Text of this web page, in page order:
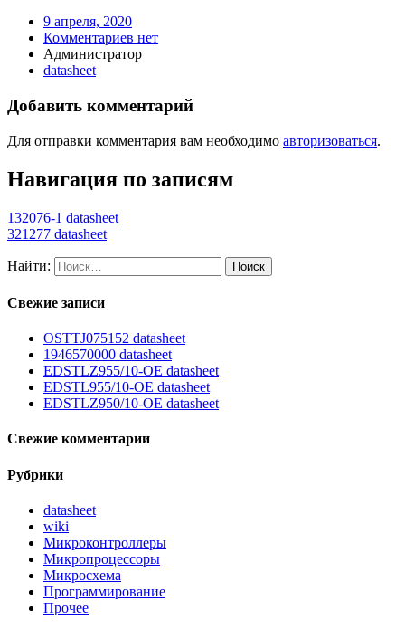
9 апреля, 2020
Комментариев нет
Администратор
datasheet
Добавить комментарий
Для отправки комментария вам необходимо авторизоваться.
Навигация по записям
132076-1 datasheet
321277 datasheet
Найти:
Свежие записи
OSTTJ075152 datasheet
1946570000 datasheet
EDSTLZ955/10-OE datasheet
EDSTL955/10-OE datasheet
EDSTLZ950/10-OE datasheet
Свежие комментарии
Рубрики
datasheet
wiki
Микроконтроллеры
Микропроцессоры
Микросхема
Программирование
Прочее